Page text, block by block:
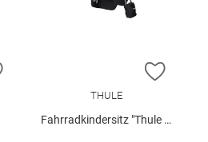
ZUR WUNSCHLISTE HINZUFÜGEN
ZUR
THULE
Fahrradkindersitz "Thule Yepp 2 Maxi FM"